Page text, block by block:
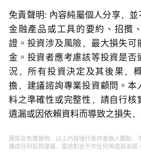
免責聲明: 內容純屬個人分享，並
金融產品或工具的要約、招攬
證。投資涉及風險，最大損失可
金。投資者應考慮該等投資是否
況，所有投資決定及其後果，
擔，建議諮詢專業投資顧問。本
料之準確性或完整性，請自行核
遺漏或因依賴資料而導致之損失
風險及免責聲明：以上內容僅代表作者個人觀點，
構成任何投資建議，富途對此不作任何保證與承諾。